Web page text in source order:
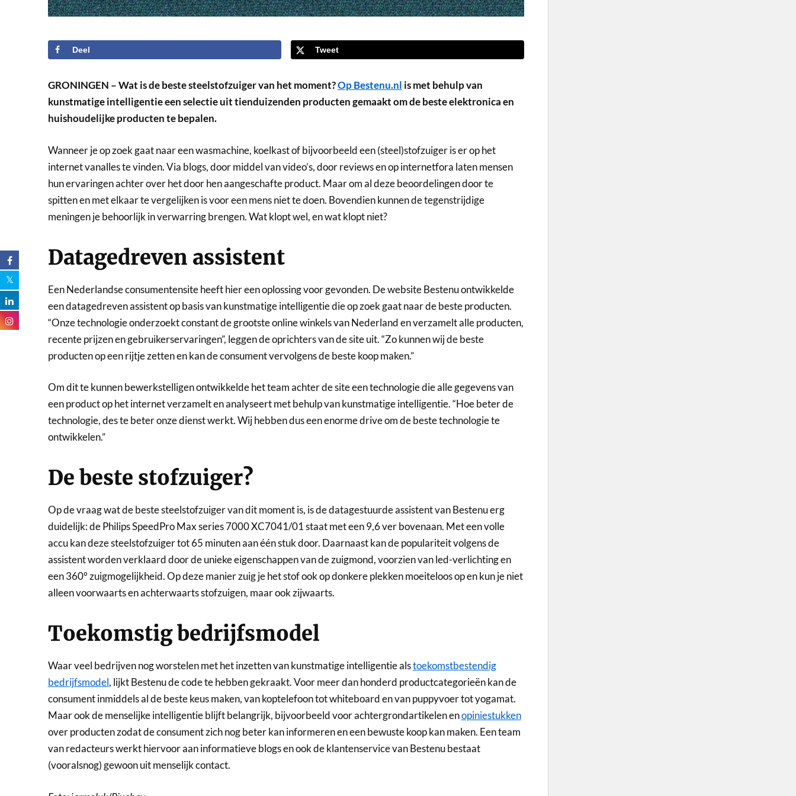
Deel Tweet
GRONINGEN – Wat is de beste steelstofzuiger van het moment?Op Bestenu.nl is met behulp van
kunstmatige intelligentie een selectie uit tienduizenden producten gemaakt om de beste elektronica en
huishoudelijke producten te bepalen.
Wanneer je op zoek gaat naar een wasmachine, koelkast of bijvoorbeeld een (steel)stofzuiger is er op het
internet vanalles te vinden. Via blogs, door middel van video’s, door reviews en op internetfora laten mensen
hun ervaringen achter over het door hen aangeschafte product. Maar om al deze beoordelingen door te
spitten en met elkaar te vergelijken is voor een mens niet te doen. Bovendien kunnen de tegenstrijdige
meningen je behoorlijk in verwarring brengen. Wat klopt wel, en wat klopt niet?
Datagedreven assistent
Een Nederlandse consumentensite heeft hier een oplossing voor gevonden. De website Bestenu ontwikkelde
een datagedreven assistent op basis van kunstmatige intelligentie die op zoek gaat naar de beste producten.
“Onze technologie onderzoekt constant de grootste online winkels van Nederland en verzamelt alle producten,
recente prijzen en gebruikerservaringen”, leggen de oprichters van de site uit. “Zo kunnen wij de beste
producten op een rijtje zetten en kan de consument vervolgens de beste koop maken.”
Om dit te kunnen bewerkstelligen ontwikkelde het team achter de site een technologie die alle gegevens van
een product op het internet verzamelt en analyseert met behulp van kunstmatige intelligentie. “Hoe beter de
technologie, des te beter onze dienst werkt. Wij hebben dus een enorme drive om de beste technologie te
ontwikkelen.”
De beste stofzuiger?
Op de vraag wat de beste steelstofzuiger van dit moment is, is de datagestuurde assistent van Bestenu erg
duidelijk: de Philips SpeedPro Max series 7000 XC7041/01 staat met een 9,6 ver bovenaan. Met een volle
accu kan deze steelstofzuiger tot 65 minuten aan één stuk door. Daarnaast kan de populariteit volgens de
assistent worden verklaard door de unieke eigenschappen van de zuigmond, voorzien van led-verlichting en
een 360° zuigmogelijkheid. Op deze manier zuig je het stof ook op donkere plekken moeiteloos op en kun je niet
alleen voorwaarts en achterwaarts stofzuigen, maar ook zijwaarts.
Toekomstig bedrijfsmodel
Waar veel bedrijven nog worstelen met het inzetten van kunstmatige intelligentie alstoekomstbestendig
bedrijfsmodel, lijkt Bestenu de code te hebben gekraakt. Voor meer dan honderd productcategorieën kan de
consument inmiddels al de beste keus maken, van koptelefoon tot whiteboard en van puppyvoer tot yogamat.
Maar ook de menselijke intelligentie blijft belangrijk, bijvoorbeeld voor achtergrondartikelen enopiniestukken
over producten zodat de consument zich nog beter kan informeren en een bewuste koop kan maken. Een team
van redacteurs werkt hiervoor aan informatieve blogs en ook de klantenservice van Bestenu bestaat
(vooralsnog) gewoon uit menselijk contact.